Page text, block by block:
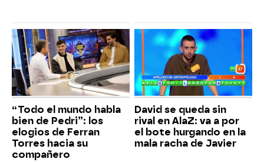
“Todo el mundo habla
bien de Pedri”: los
elogios de Ferran
Torres hacia su
compañero
David se queda sin
rival en AlaZ: va a por
el bote hurgando en la
mala racha de Javier